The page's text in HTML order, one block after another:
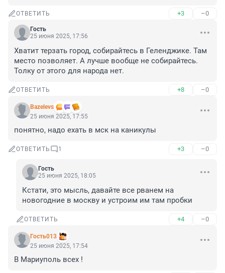
ОТВЕТИТЬ +3 –0
Гость
25 июня 2025, 17:56
Хватит терзать город, собирайтесь в Геленджике. Там
место позволяет. А лучше вообще не собирайтесь.
Толку от этого для народа нет.
ОТВЕТИТЬ +8 –0
Bazelevs
25 июня 2025, 17:55
понятно, надо ехать в мск на каникулы
ОТВЕТИТЬ 1 +3 –0
Гость
25 июня 2025, 18:05
Кстати, это мысль, давайте все рванем на
новогодние в москву и устроим им там пробки
ОТВЕТИТЬ +4 –0
Гость013
25 июня 2025, 17:54
В Мариуполь всех !